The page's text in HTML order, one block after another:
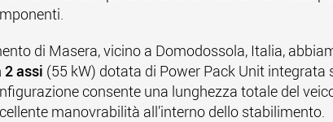
di Masera, vicino a Domodossola, Italia,
2 assi (55 kW) dotata di Power Pack Unit
consente una lunghezza totale del
manovrabilità all’interno dello stabilimento.